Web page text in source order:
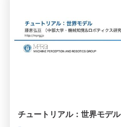
チュートリアル：世界モデル